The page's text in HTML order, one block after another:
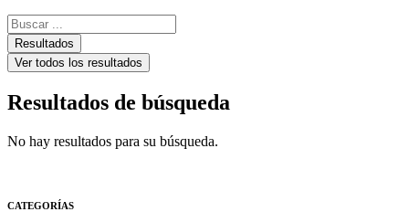
Search
...Resultados
Ver todos los resultados
Resultados de búsqueda
No hay resultados para su búsqueda.
CATEGORÍAS